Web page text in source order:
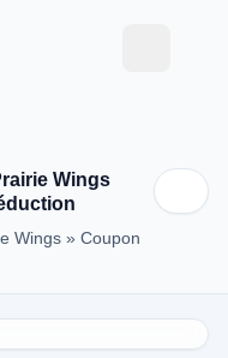
Wings
Wings » Coupon